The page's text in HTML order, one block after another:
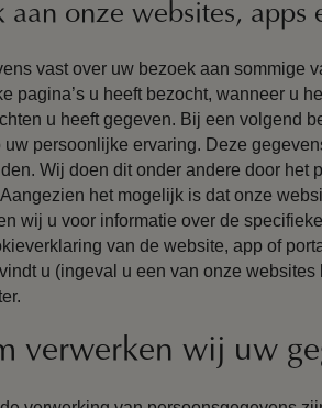
aan onze websites, apps
vast over uw bezoek aan sommige
pagina’s u heeft bezocht, wanneer u
u heeft gegeven. Bij een volgend
uw persoonlijke ervaring. Deze
Wij doen dit onder andere door het
het mogelijk is dat onze
wij u voor informatie over de
van de website, app of
u (ingeval u een van onze
verwerken wij uw